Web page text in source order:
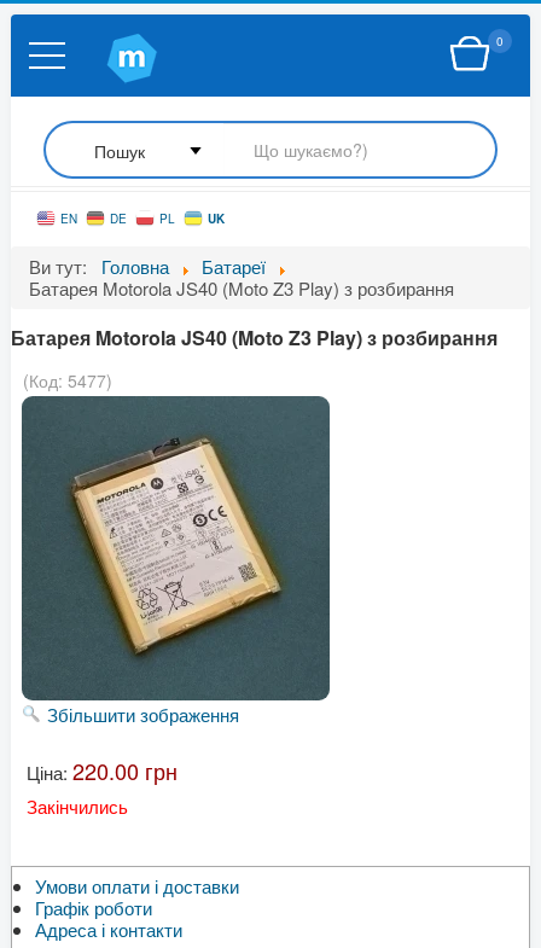
0
EN DE PL UK
Ви тут: Головна
Батареї
Батарея Motorola JS40 (Moto Z3 Play) з розбирання
Батарея Motorola JS40 (Moto Z3 Play) з розбирання
(Код: 5477)
Збільшити зображення
Ціна: 220.00 грн
Закінчились
Умови оплати і доставки
Графік роботи
Адреса і контакти